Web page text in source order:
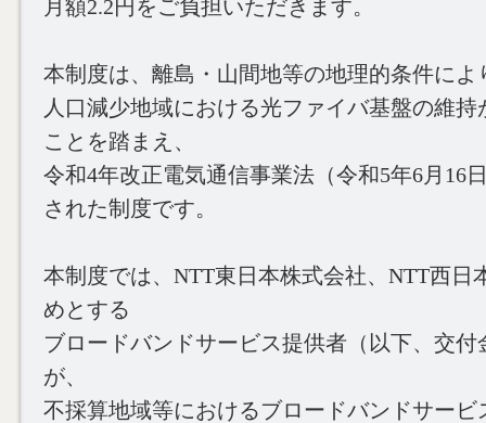
月額2.2円をご負担いただきます。
本制度は、離島・山間地等の地理的条件によ
人口減少地域における光ファイバ基盤の維
ことを踏まえ、
令和4年改正電気通信事業法（令和5年6月16
された制度です。
本制度では、NTT東日本株式会社、NTT西日
めとする
ブロードバンドサービス提供者（以下、交付
が、
不採算地域等におけるブロードバンドサービ